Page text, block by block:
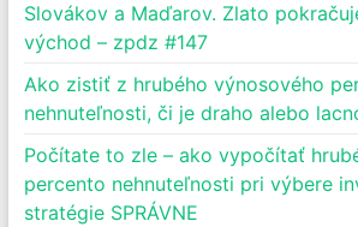
Slovákov a Maďarov. Zlato
východ – zpdz #147
Ako zistiť z hrubého výnosového
nehnuteľnosti, či je draho alebo
Počítate to zle – ako vypočítať
percento nehnuteľnosti pri výbere
stratégie SPRÁVNE